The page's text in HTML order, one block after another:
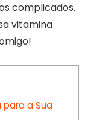
complicados.
vitamina
para a Sua